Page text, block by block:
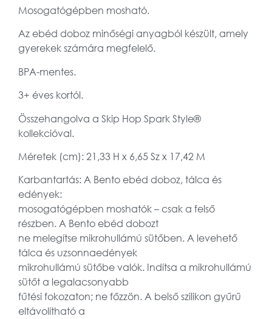
Mosogatógépben mosható.
Az ebéd doboz minőségi anyagból készült, amely
gyerekek számára megfelelő.
BPA-mentes.
3+ éves kortól.
Összehangolva a Skip Hop Spark Style®
kollekcióval.
Méretek (cm): 21,33 H x 6,65 Sz x 17,42 M
Karbantartás: A Bento ebéd doboz, tálca és
edények:
mosogatógépben moshatók – csak a felső
részben. A Bento ebéd dobozt
ne melegítse mikrohullámú sütőben. A levehető
tálca és uzsonnaedények
mikrohullámú sütőbe valók. Indítsa a mikrohullámú
sütőt a legalacsonyabb
fűtési fokozaton; ne főzzön. A belső szilikon gyűrű
eltávolítható a